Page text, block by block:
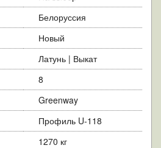
Белоруссия
Новый
Латунь | Выкат
8
Greenway
Профиль U-118
1270 кг